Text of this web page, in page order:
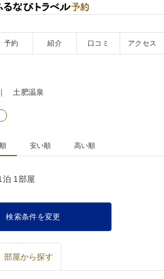
予約 紹介 口コミ アクセス
土肥温泉
安い順 高い順
泊 1部屋
検索条件を変更
部屋から探す